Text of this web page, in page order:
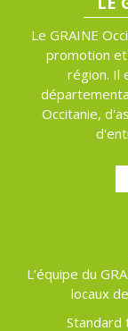
Le GRAINE
promotion
région. Il
Occitanie,
L’équipe du
locaux
Standard